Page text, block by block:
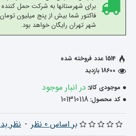
برای شهرستانها به شرکت حمل
فاکتور شما بیش از پنج میلیون
شهر تهران رایگان خواهد بود.
موجودی کالا: در انبار موجود
کد محصول: 101310118
1514 عدد فروخته شده
18600 بازدید
بر اساس 0 نظر - نظر